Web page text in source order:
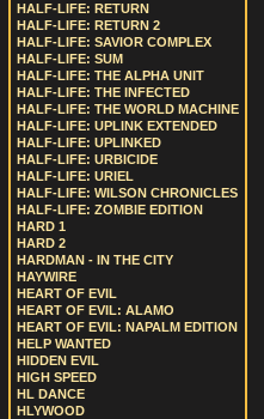
HALF-LIFE: RETURN
HALF-LIFE: RETURN 2
HALF-LIFE: SAVIOR COMPLEX
HALF-LIFE: SUM
HALF-LIFE: THE ALPHA UNIT
HALF-LIFE: THE INFECTED
HALF-LIFE: THE WORLD MACHINE
HALF-LIFE: UPLINK EXTENDED
HALF-LIFE: UPLINKED
HALF-LIFE: URBICIDE
HALF-LIFE: URIEL
HALF-LIFE: WILSON CHRONICLES
HALF-LIFE: ZOMBIE EDITION
HARD 1
HARD 2
HARDMAN - IN THE CITY
HAYWIRE
HEART OF EVIL
HEART OF EVIL: ALAMO
HEART OF EVIL: NAPALM EDITION
HELP WANTED
HIDDEN EVIL
HIGH SPEED
HL DANCE
HLYWOOD